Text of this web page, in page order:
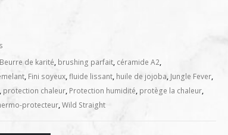
Beurre de karité, brushing parfait, céramide A2,
, Fini soyeux,fluide lissant, huile de jojoba, Jungle Fever,
, protection chaleur, Protection humidité, protège la chaleur,
protecteur,Wild Straight